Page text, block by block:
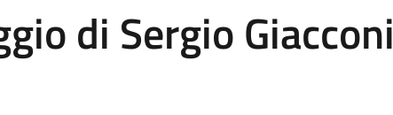
di Sergio Giacconi